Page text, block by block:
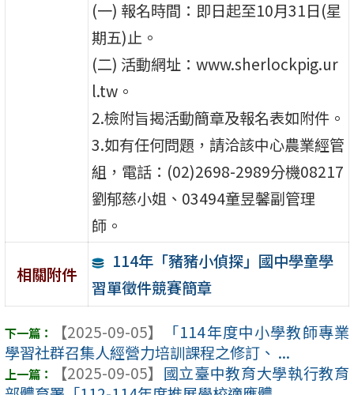
(一) 報名時間：即日起至10月31日(星
期五)止。
(二) 活動網址：www.sherlockpig.ur
l.tw。
2.檢附旨揭活動簡章及報名表如附件。
3.如有任何問題，請洽該中心農業經管
組，電話：(02)2698-2989分機08217
劉郁慈小姐、03494童昱馨副管理
師。
相關附件
114年「豬豬小偵探」國中學童學
習單徵件競賽簡章
【2025-09-05】
「114年度中小學教師專業
學習社群召集人經營力培訓課程之修訂、 ...
【2025-09-05】 國立臺中教育大學執行教育